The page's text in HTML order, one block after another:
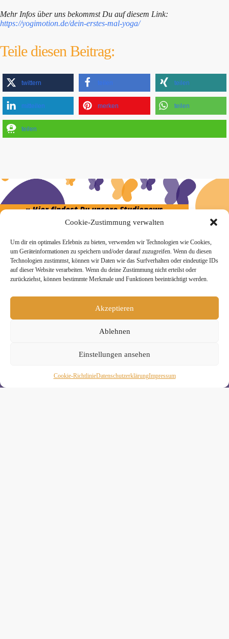
Cookie-Zustimmung verwalten
Um dir ein optimales Erlebnis zu bieten, verwenden wir Technologien wie Cookies,
um Geräteinformationen zu speichern und/oder darauf zuzugreifen. Wenn du diesen
Technologien zustimmst, können wir Daten wie das Surfverhalten oder eindeutige IDs
auf dieser Website verarbeiten. Wenn du deine Zustimmung nicht erteilst oder
zurückziehst, können bestimmte Merkmale und Funktionen beeinträchtigt werden.
Akzeptieren
Ablehnen
Einstellungen ansehen
Cookie-RichtlinieDaten­schutz­erklä­rungImpressum
Mehr Infos über uns bekommst Du auf diesem Link:
https://yogimotion.de/dein-erstes-mal-yoga/
Teile diesen Beitrag:
twittern teilen teilen
mitteilen merken teilen
teilen
» Hier findest Du unsere Studionews
» Unsere Hygienemassnahmen
Melde Dich hier zum Yogimotion Newsletter an:
Wenn Du magst, schicke ich Dir ungefähr monatlich Infos zu
aktuellen Kursen und Workshops bei Yogimotion. Du kannst
Nutzung Deiner Daten findest Du in unserer